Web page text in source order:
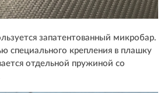
запатентованный микробар.
специального крепления в плашку
отдельной пружиной со